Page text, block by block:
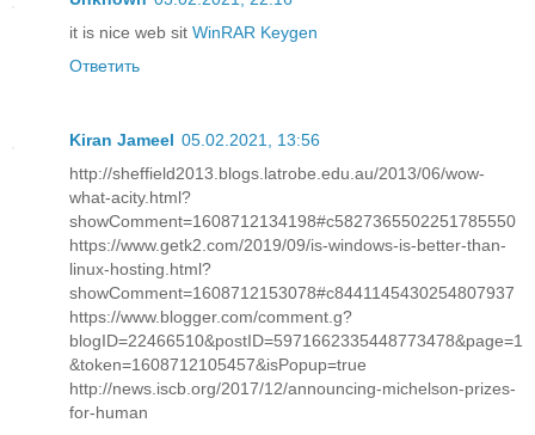
it is nice web sit WinRAR Keygen
Ответить
Kiran Jameel 05.02.2021, 13:56
http://sheffield2013.blogs.latrobe.edu.au/2013/06/wow-
what-acity.html?
showComment=1608712134198#c5827365502251785550
https://www.getk2.com/2019/09/is-windows-is-better-than-
linux-hosting.html?
showComment=1608712153078#c8441145430254807937
https://www.blogger.com/comment.g?
blogID=22466510&postID=5971662335448773478&page=1
&token=1608712105457&isPopup=true
http://news.iscb.org/2017/12/announcing-michelson-prizes-
for-human